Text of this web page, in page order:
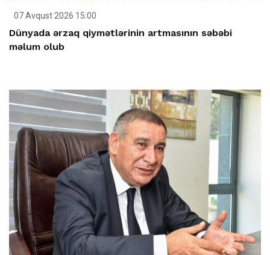
07 Avqust 2026 15:00
Dünyada ərzaq qiymətlərinin artmasının səbəbi
məlum olub